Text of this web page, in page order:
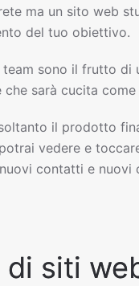
ma un sito web
del tuo obiettivo.
sono il frutto di
sarà cucita
il prodotto
vedere e
contatti e nuovi
di siti